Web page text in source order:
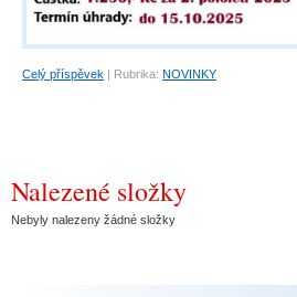
Celý příspěvek | Rubrika: NOVINKY
Nalezené složky
Nebyly nalezeny žádné složky